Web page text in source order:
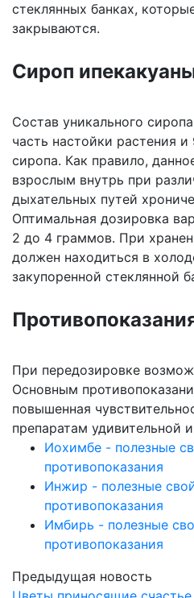
стеклянных банках,
закрываются.
Сироп
Состав уникального
часть настойки растения и
сиропа. Как правило,
взрослым внутрь при
дыхательных путей
Оптимальная дозировка
2 до 4 граммов. При
должен находиться в
закупоренной стеклянной
При передозировке
Основным
повышенная
препаратам удивительной
Иохимбе - полезные
противопоказания
Инжир - полезные
противопоказания
Имбирь - полезные
противопоказания
Предыдущая новость